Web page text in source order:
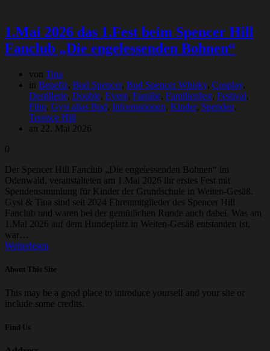
1.Mai 2026 das 1.Fest beim Spencer Hill
Fanclub „Die engelessenden Bohnen“
von Tina
in Benefiz, Bud Spencer, Bud Spencer Whisky, Cosplay,
Destillerie, Double, Event, Familie, Familienfest, Festival,
Film, Gysi alias Bud, Informationen, Kinder, Spenden,
Terence Hill
an 22. Mai 2026
0
Der Spencer Hill Fanclub „Die engelessenden Bohnen“ im
Odenwald, veranstalteten am 1.Mai 2026 ihr erstes Fest mit
Spendensammlung für Kinder der Grundschule in Weiten-Gesäß.
Gysi & Tina sind seit 2024 Ehrenmitglieder des Spencer Hill
Fanclub und waren bei der gemütlichen Runde auch dabei. Was am
1.Mai 2026 auf dem Hundeplatz in Weiten-Gesäß entstanden ist,
war…
Weiterlesen
About This Site
This may be a good place to introduce yourself and your site or
include some credits.
Find Us